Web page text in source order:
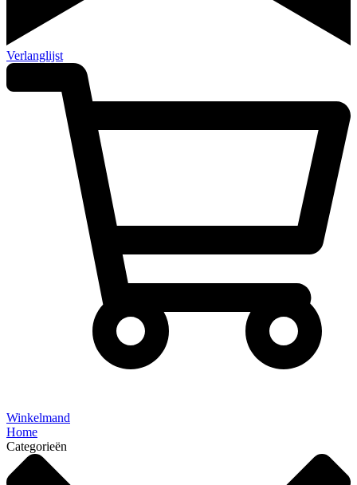
Verlanglijst
Winkelmand
Home
Categorieën